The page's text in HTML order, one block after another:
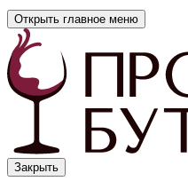
Открыть главное меню
Закрыть